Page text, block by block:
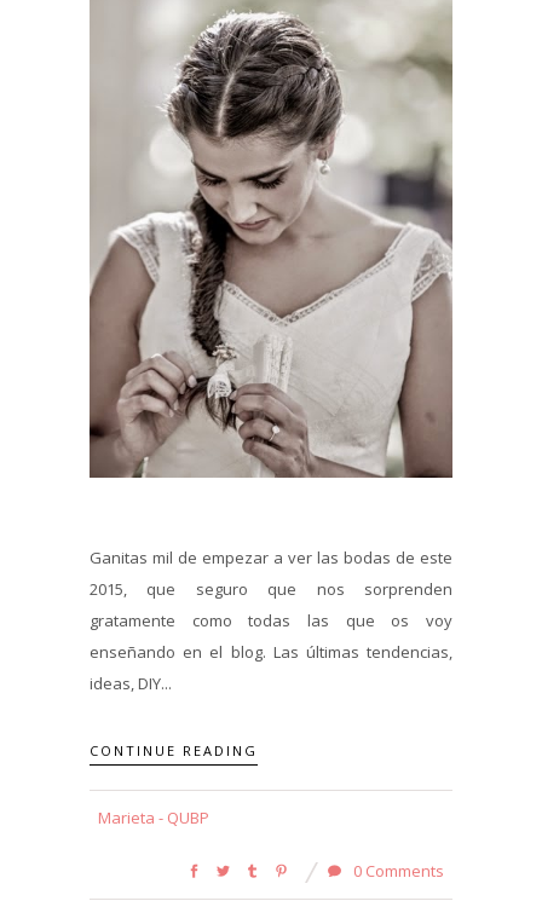
Ganitas mil de empezar a ver las bodas de este
2015, que seguro que nos sorprenden
gratamente como todas las que os voy
enseñando en el blog. Las últimas tendencias,
ideas, DIY...
CONTINUE READING
Marieta - QUBP
0 Comments